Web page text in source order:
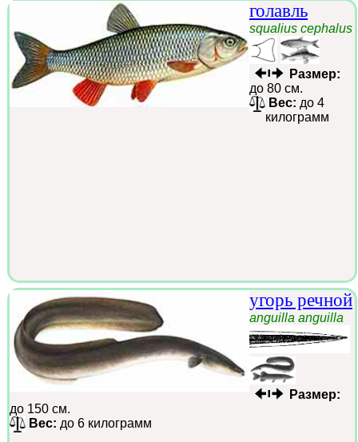
голавль
squalius cephalus
Размер:
до 80 см.
Вес: до 4
килограмм
угорь речной
anguilla anguilla
Размер:
до 150 см.
Вес: до 6 килограмм